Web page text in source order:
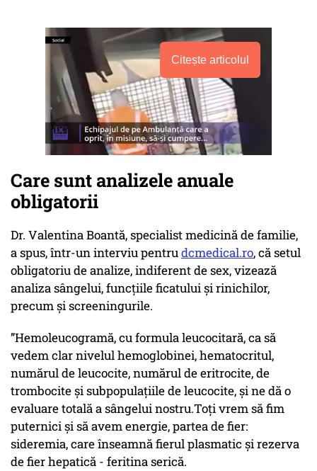
Citește articolul
Care sunt analizele anuale
obligatorii
Dr. Valentina Boantă, specialist medicină de familie,
a spus, într-un interviu pentrudcmedical.ro, că setul
obligatoriu de analize, indiferent de sex, vizează
analiza sângelui, funcțiile ficatului și rinichilor,
precum și screeningurile.
”Hemoleucogramă, cu formula leucocitară, ca să
vedem clar nivelul hemoglobinei, hematocritul,
numărul de leucocite, numărul de eritrocite, de
trombocite și subpopulațiile de leucocite, și ne dă o
evaluare totală a sângelui nostru.Toți vrem să fim
puternici și să avem energie, partea de fier:
sideremia, care înseamnă fierul plasmatic și rezerva
de fier hepatică - feritina serică.